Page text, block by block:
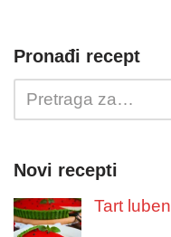
Pronađi recept
Novi recepti
Tart